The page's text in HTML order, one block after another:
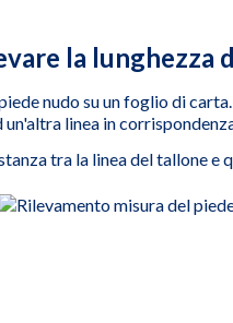
la lunghezza
nudo su un foglio di
linea in
tra la linea del tallone e